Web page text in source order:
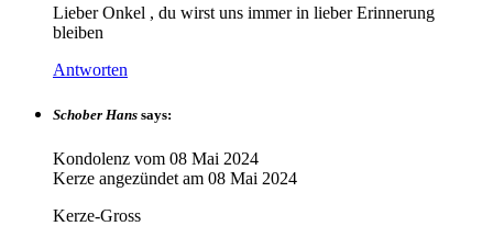
Lieber Onkel , du wirst uns immer in lieber Erinnerung
bleiben
Antworten
Schober Hans says:
Kondolenz vom 08 Mai 2024
Kerze angezündet am 08 Mai 2024
Kerze-Gross